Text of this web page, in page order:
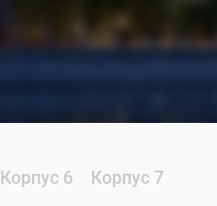
Корпус 6 Корпус 7